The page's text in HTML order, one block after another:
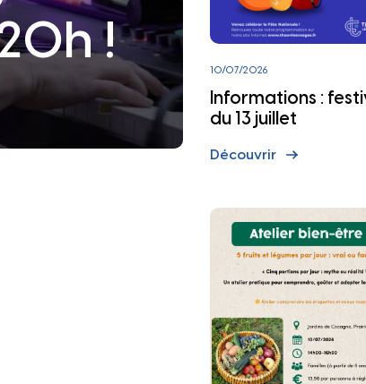
!
10/07/2026
Informations :
du 13 juillet
Découvrir